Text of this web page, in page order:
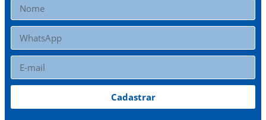
Cadastrar